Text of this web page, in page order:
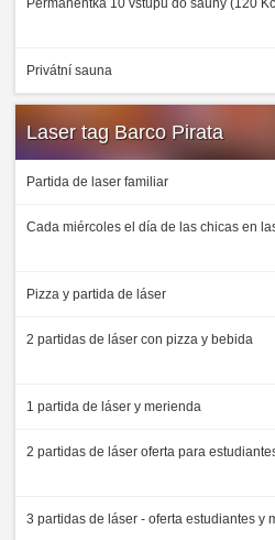
Privátní sauna
Laser tag Barco Pirata
Partida de laser familiar
Cada miércoles el día de las chicas en
Pizza y partida de láser
2 partidas de láser con pizza y bebida
1 partida de láser y merienda
2 partidas de láser oferta para
3 partidas de láser - oferta estudiantes y